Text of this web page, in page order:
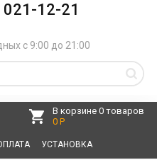
12-21
с 9:00 до 21:00
В корзине 0 товаров
0 Р
УСТАНОВКА